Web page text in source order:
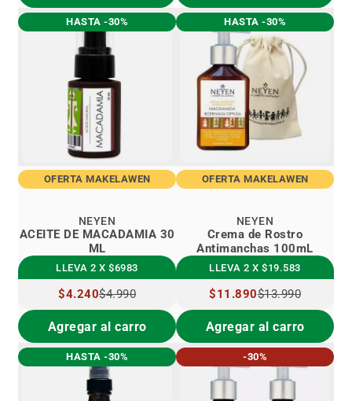
HASTA -30%
OFERTA MAKELAWEN
ACEITE DE MACADAMIA 30
ML
NEYEN
LLEVA 2 X $6983
PRECIO
ESPECIAL
$4.240$4.990
Agregar al carro
HASTA -30%
OFERTA MAKELAWEN
Crema de Rostro
Antimanchas 100mL
NEYEN
LLEVA 2 X $19.583
PRECIO
ESPECIAL
$11.890$13.990
Agregar al carro
HASTA -30% -30%